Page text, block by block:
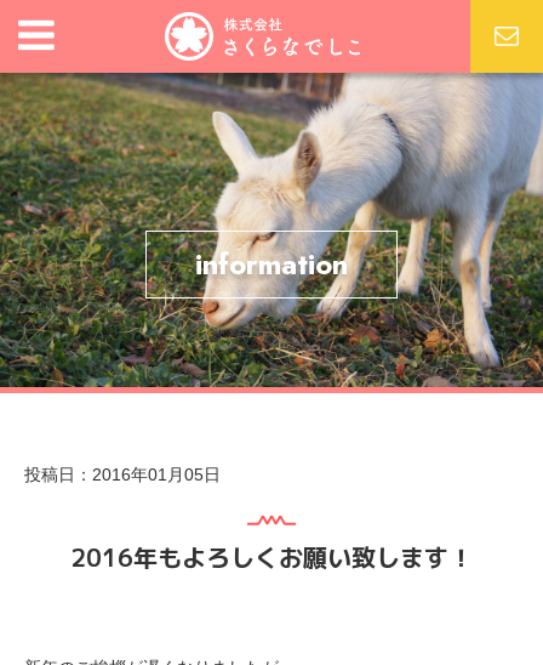
information
投稿日：2016年01月05日
2016年もよろしくお願い致します！